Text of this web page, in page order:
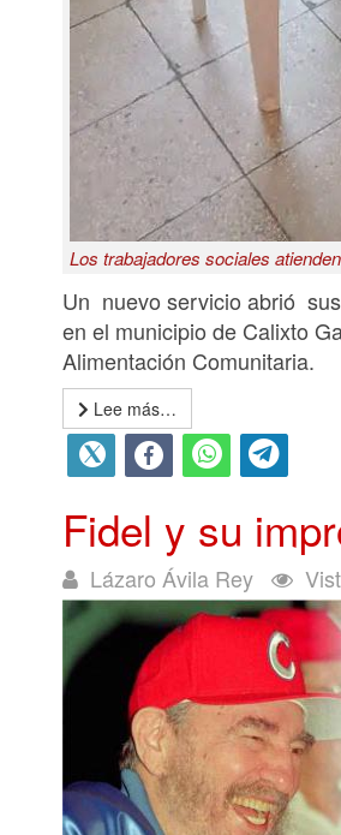
Los trabajadores sociales
Un nuevo servicio abrió
en el municipio de Calixto
Alimentación Comunitaria.
Lee más…
Fidel y su
Lázaro Ávila Rey